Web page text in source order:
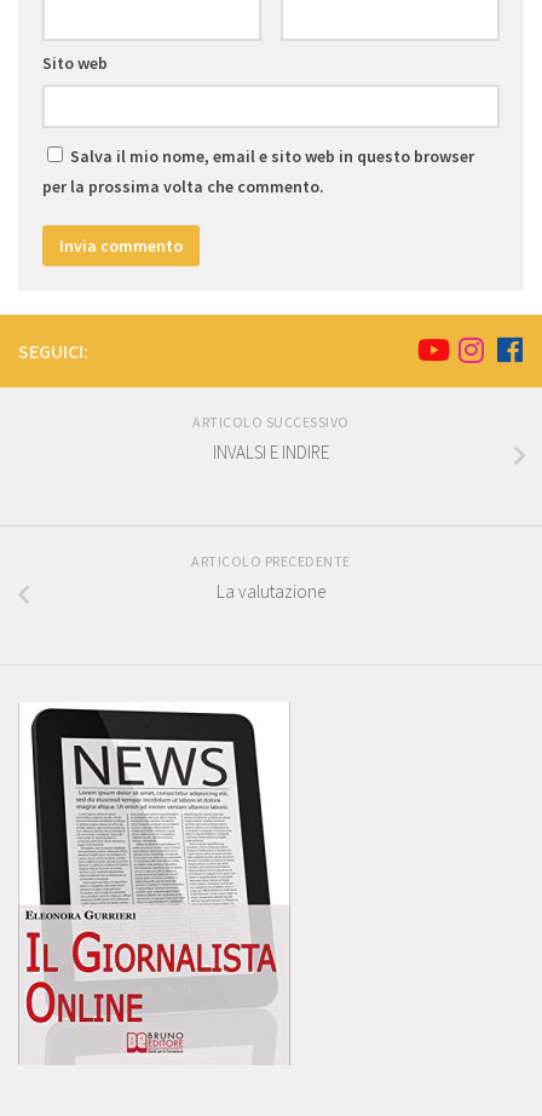
Sito web
Salva il mio nome, email e sito web in questo browser
per la prossima volta che commento.
SEGUICI:
ARTICOLO SUCCESSIVO
INVALSI E INDIRE
ARTICOLO PRECEDENTE
La valutazione